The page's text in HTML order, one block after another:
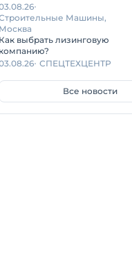
Машины,
Москва
Как выбрать лизинговую
компанию?
СПЕЦТЕХЦЕНТР
Все новости